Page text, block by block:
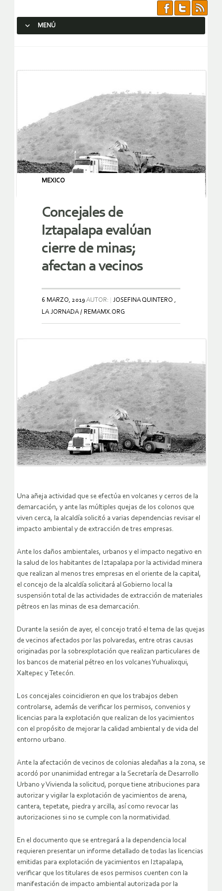
MENÚ
MEXICO
Concejales de
Iztapalapa evalúan
cierre de minas;
afectan a vecinos
6 MARZO, 2019 AUTOR:
JOSEFINA QUINTERO ,
LA JORNADA / REMAMX.ORG
Una añeja actividad que se efectúa en volcanes y cerros de la
demarcación, y ante las múltiples quejas de los colonos que
viven cerca, la alcaldía solicitó a varias dependencias revisar el
impacto ambiental y de extracción de tres empresas.
Ante los daños ambientales, urbanos y el impacto negativo en
la salud de los habitantes de Iztapalapa por la actividad minera
que realizan al menos tres empresas en el oriente de la capital,
el concejo de la alcaldía solicitará al Gobierno local la
suspensión total de las actividades de extracción de materiales
pétreos en las minas de esa demarcación.
Durante la sesión de ayer, el concejo trató el tema de las quejas
de vecinos afectados por las polvaredas, entre otras causas
originadas por la sobrexplotación que realizan particulares de
los bancos de material pétreo en los volcanes Yuhualixqui,
Xaltepec y Tetecón.
Los concejales coincidieron en que los trabajos deben
controlarse, además de verificar los permisos, convenios y
licencias para la explotación que realizan de los yacimientos
con el propósito de mejorar la calidad ambiental y de vida del
entorno urbano.
Ante la afectación de vecinos de colonias aledañas a la zona, se
acordó por unanimidad entregar a la Secretaría de Desarrollo
Urbano y Vivienda la solicitud, porque tiene atribuciones para
autorizar y vigilar la explotación de yacimientos de arena,
cantera, tepetate, piedra y arcilla, así como revocar las
autorizaciones si no se cumple con la normatividad.
En el documento que se entregará a la dependencia local
requieren presentar un informe detallado de todas las licencias
emitidas para explotación de yacimientos en Iztapalapa,
verificar que los titulares de esos permisos cuenten con la
manifestación de impacto ambiental autorizada por la